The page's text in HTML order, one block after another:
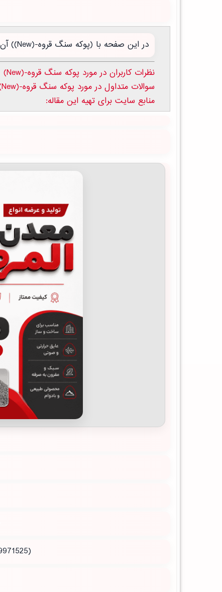
در این صفحه با (پوکه سنگ قروه-(New)) آن باید بدانید آشنا می شوید:
نظرات کاربران در مورد پوکه سنگ قروه-(New)
سوالات متداول در مورد پوکه سنگ قروه-(New)
منابع سایت برای تهیه این مقاله:
(09189971525 ) و (09189971107 ) بگیرید و یا به دفتر فروش معدن مراجعه کنید.